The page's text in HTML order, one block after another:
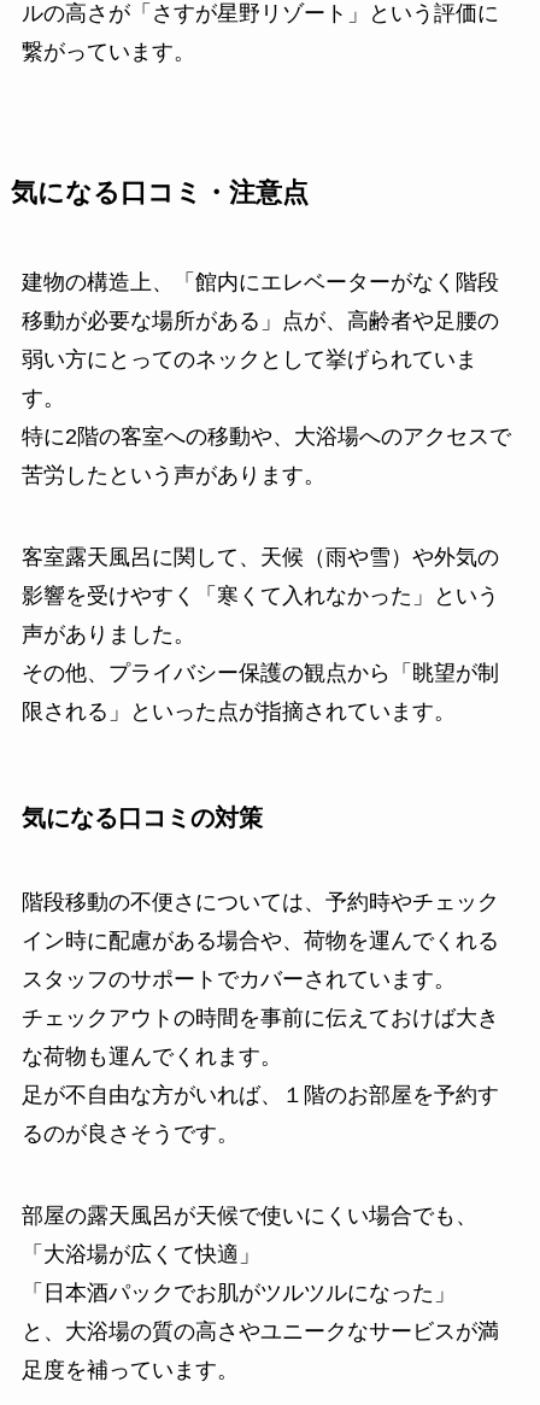
ルの高さが「さすが星野リゾート」という評価に
繋がっています。
気になる口コミ・注意点
建物の構造上、「館内にエレベーターがなく階段
移動が必要な場所がある」点が、高齢者や足腰の
弱い方にとってのネックとして挙げられていま
す。
特に2階の客室への移動や、大浴場へのアクセスで
苦労したという声があります。
客室露天風呂に関して、天候（雨や雪）や外気の
影響を受けやすく「寒くて入れなかった」という
声がありました。
その他、プライバシー保護の観点から「眺望が制
限される」といった点が指摘されています。
気になる口コミの対策
階段移動の不便さについては、予約時やチェック
イン時に配慮がある場合や、荷物を運んでくれる
スタッフのサポートでカバーされています。
チェックアウトの時間を事前に伝えておけば大き
な荷物も運んでくれます。
足が不自由な方がいれば、１階のお部屋を予約す
るのが良さそうです。
部屋の露天風呂が天候で使いにくい場合でも、
「大浴場が広くて快適」
「日本酒パックでお肌がツルツルになった」
と、大浴場の質の高さやユニークなサービスが満
足度を補っています。